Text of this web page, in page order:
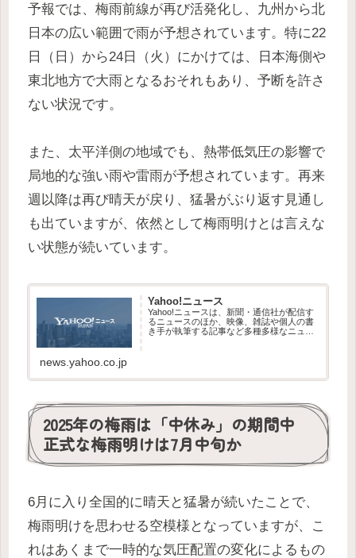
予報では、梅雨前線が再び活発化し、九州から北
日本の広い範囲で雨が予想されています。特に22
日（日）から24日（火）にかけては、日本海側や
東北地方で大雨となるおそれもあり、予断を許さ
ない状況です。
また、太平洋側の地域でも、熱帯低気圧の影響で
局地的な強い雨や雷雨が予想されています。再来
週以降は再び晴天が戻り、猛暑がぶり返す見通し
も出ていますが、依然として梅雨明けとは言えな
い状態が続いています。
Yahoo!ニュース
Yahoo!ニュースは、新聞・通信社が配信す
るニュースのほか、映像、雑誌や個人の書
き手が執筆する記事など多種多様なニュー
news.yahoo.co.jp
2025年の梅雨は「中休み」の期間中
正式な梅雨明けは7月中旬か
6月に入り全国的に晴天と猛暑が続いたことで、
梅雨明けを思わせる空模様となっていますが、こ
れはあくまで一時的な気圧配置の変化によるもの